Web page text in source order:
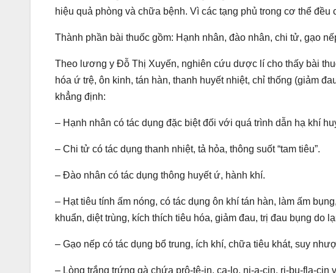
hiệu quả phòng và chữa bệnh. Vì các tạng phủ trong cơ thể đều
Thành phần bài thuốc gồm: Hạnh nhân, đào nhân, chi tử, gạo
Theo lương y Đỗ Thị Xuyến, nghiên cứu dược lí cho thấy bài
hóa ứ trệ, ôn kinh, tán hàn, thanh huyết nhiệt, chỉ thống (giảm
khẳng định:
– Hạnh nhân có tác dụng đặc biệt đối với quá trình dẫn hạ khí
– Chi tử có tác dụng thanh nhiệt, tả hỏa, thông suốt “tam tiêu”.
– Đào nhân có tác dụng thông huyết ứ, hành khí.
– Hạt tiêu tính ấm nóng, có tác dụng ôn khí tán hàn, làm ấm
khuẩn, diệt trùng, kích thích tiêu hóa, giảm đau, trị đau bụng do
– Gạo nếp có tác dụng bổ trung, ích khí, chữa tiêu khát, suy
– Lòng trắng trứng gà chứa prô-tê-in, ca-lo, ni-a-cin, ri-bu-fla-